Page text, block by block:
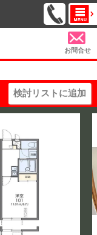
お問合せ
検討リストに追加